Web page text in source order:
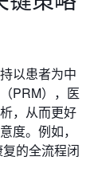
以患者为中
PRM），医
，从而更好
度。例如，
的全流程闭